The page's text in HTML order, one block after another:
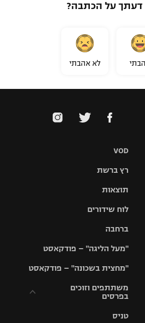
דעתך על הכתבה?
לא אהבתי
VOD
רץ ברשת
תוצאות
לוח שידורים
ברחבה
"מעל הליגה" – פודקאסט
"מחצית בשכונה" – פודקאסט
משתתפים וזוכים
בפרסים
טניס